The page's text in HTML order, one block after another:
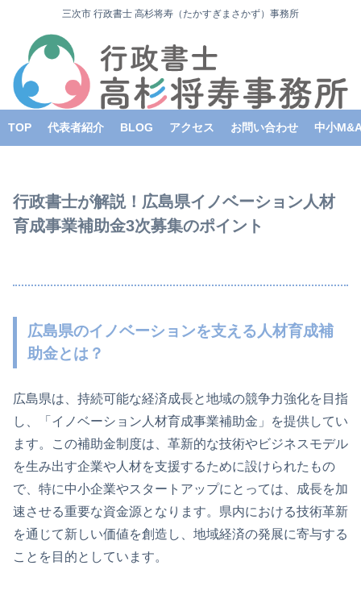
三次市 行政書士 高杉将寿（たかすぎまさかず）事務所
TOP 代表者紹介 BLOG アクセス お問い合わせ 中小
行政書士が解説！広島県イノベーション人材
育成事業補助金3次募集のポイント
広島県のイノベーションを支える人材育成補
助金とは？
広島県は、持続可能な経済成長と地域の競争力強化を目指
し、「イノベーション人材育成事業補助金」を提供してい
ます。この補助金制度は、革新的な技術やビジネスモデル
を生み出す企業や人材を支援するために設けられたもの
で、特に中小企業やスタートアップにとっては、成長を加
速させる重要な資金源となります。県内における技術革新
を通じて新しい価値を創造し、地域経済の発展に寄与する
ことを目的としています。